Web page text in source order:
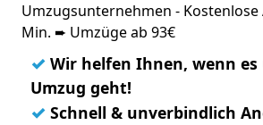
Umzugsunternehmen - Kostenlose
Min. ➨ Umzüge ab 93€
✓ Wir helfen Ihnen, wenn
Umzug geht!
✓ Schnell & unverbindlich